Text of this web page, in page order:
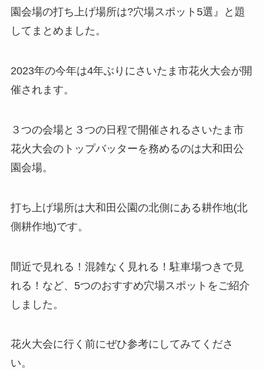
園会場の打ち上げ場所は?穴場スポット5選』と題
してまとめました。
2023年の今年は4年ぶりにさいたま市花火大会が開
催されます。
３つの会場と３つの日程で開催されるさいたま市
花火大会のトップバッターを務めるのは大和田公
園会場。
打ち上げ場所は大和田公園の北側にある耕作地(北
側耕作地)です。
間近で見れる！混雑なく見れる！駐車場つきで見
れる！など、5つのおすすめ穴場スポットをご紹介
しました。
花火大会に行く前にぜひ参考にしてみてくださ
い。